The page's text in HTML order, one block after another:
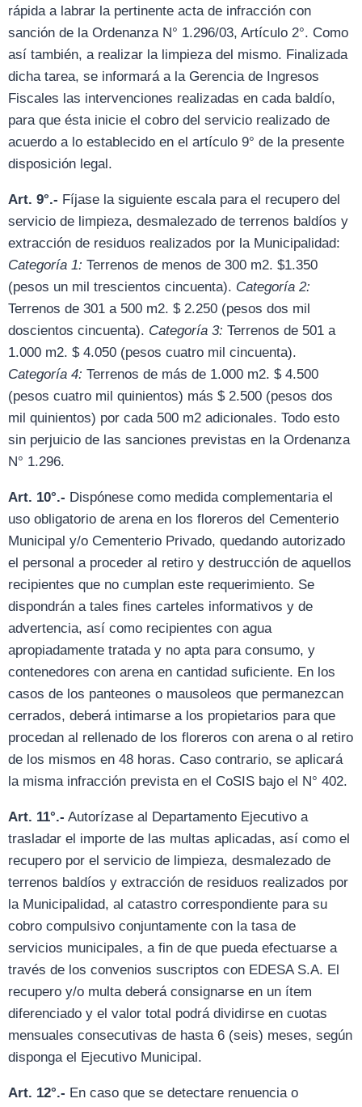
rápida a labrar la pertinente acta de infracción con
sanción de la Ordenanza N° 1.296/03, Artículo 2°. Como
así también, a realizar la limpieza del mismo. Finalizada
dicha tarea, se informará a la Gerencia de Ingresos
Fiscales las intervenciones realizadas en cada baldío,
para que ésta inicie el cobro del servicio realizado de
acuerdo a lo establecido en el artículo 9° de la presente
disposición legal.
Art. 9°.- Fíjase la siguiente escala para el recupero del
servicio de limpieza, desmalezado de terrenos baldíos y
extracción de residuos realizados por la Municipalidad:
Categoría 1: Terrenos de menos de 300 m2. $1.350
(pesos un mil trescientos cincuenta). Categoría 2:
Terrenos de 301 a 500 m2. $ 2.250 (pesos dos mil
doscientos cincuenta). Categoría 3: Terrenos de 501 a
1.000 m2. $ 4.050 (pesos cuatro mil cincuenta).
Categoría 4: Terrenos de más de 1.000 m2. $ 4.500
(pesos cuatro mil quinientos) más $ 2.500 (pesos dos
mil quinientos) por cada 500 m2 adicionales. Todo esto
sin perjuicio de las sanciones previstas en la Ordenanza
N° 1.296.
Art. 10°.- Dispónese como medida complementaria el
uso obligatorio de arena en los floreros del Cementerio
Municipal y/o Cementerio Privado, quedando autorizado
el personal a proceder al retiro y destrucción de aquellos
recipientes que no cumplan este requerimiento. Se
dispondrán a tales fines carteles informativos y de
advertencia, así como recipientes con agua
apropiadamente tratada y no apta para consumo, y
contenedores con arena en cantidad suficiente. En los
casos de los panteones o mausoleos que permanezcan
cerrados, deberá intimarse a los propietarios para que
procedan al rellenado de los floreros con arena o al retiro
de los mismos en 48 horas. Caso contrario, se aplicará
la misma infracción prevista en el CoSIS bajo el N° 402.
Art. 11°.- Autorízase al Departamento Ejecutivo a
trasladar el importe de las multas aplicadas, así como el
recupero por el servicio de limpieza, desmalezado de
terrenos baldíos y extracción de residuos realizados por
la Municipalidad, al catastro correspondiente para su
cobro compulsivo conjuntamente con la tasa de
servicios municipales, a fin de que pueda efectuarse a
través de los convenios suscriptos con EDESA S.A. El
recupero y/o multa deberá consignarse en un ítem
diferenciado y el valor total podrá dividirse en cuotas
mensuales consecutivas de hasta 6 (seis) meses, según
disponga el Ejecutivo Municipal.
Art. 12°.- En caso que se detectare renuencia o